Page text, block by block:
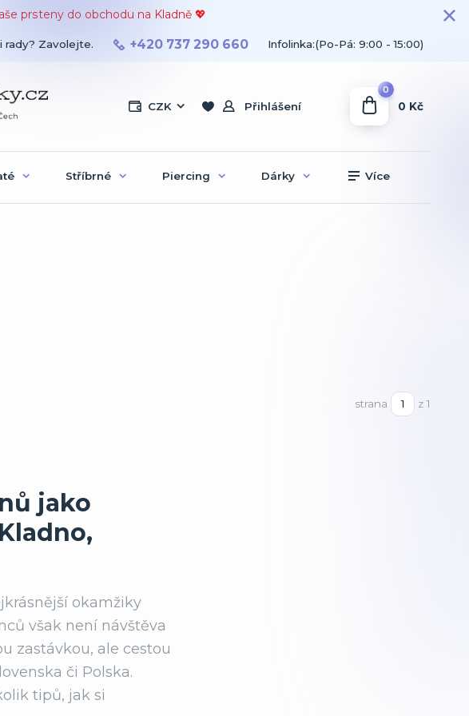
prsteny do obchodu na Kladně 💖
CZK Přihlášení
rady? Zavolejte. +420 737 290 660 Infolinka:(Po-Pá: 9:00 - 15:00)
0
0 Kč
Stříbrné Piercing Dárky Více
strana z 1
jako
okamžiky
však není návštěva
zastávkou, ale cestou
či Polska.
tipů, jak si